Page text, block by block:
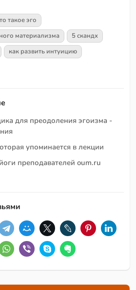
такое эго
материализма
5 скандх
как развить интуицию
для преодоления эгоизма -
упоминается в лекции
преподавателей oum.ru